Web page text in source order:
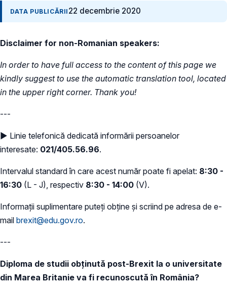
DATA PUBLICĂRII 22 decembrie 2020
Disclaimer for non-Romanian speakers:
In order to have full access to the content of this page we
kindly suggest to use the automatic translation tool, located
in the upper right corner. Thank you!
---
► Linie telefonică dedicată informării persoanelor
interesate: 021/405.56.96.
Intervalul standard în care acest număr poate fi apelat: 8:30 -
16:30 (L - J), respectiv 8:30 - 14:00 (V).
Informații suplimentare puteți obține și scriind pe adresa de e-
mail brexit@edu.gov.ro.
---
Diploma de studii obținută post-Brexit la o universitate
din Marea Britanie va fi recunoscută în România?